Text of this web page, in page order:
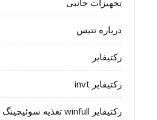
تجهیزات جانبی
درباره تتیس
رکتیفایر
رکتیفایر invt
رکتیفایر winfull تغذیه سوئیچینگ مخابراتی